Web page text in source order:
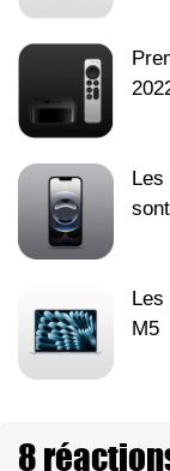
Les
Les
M5
8